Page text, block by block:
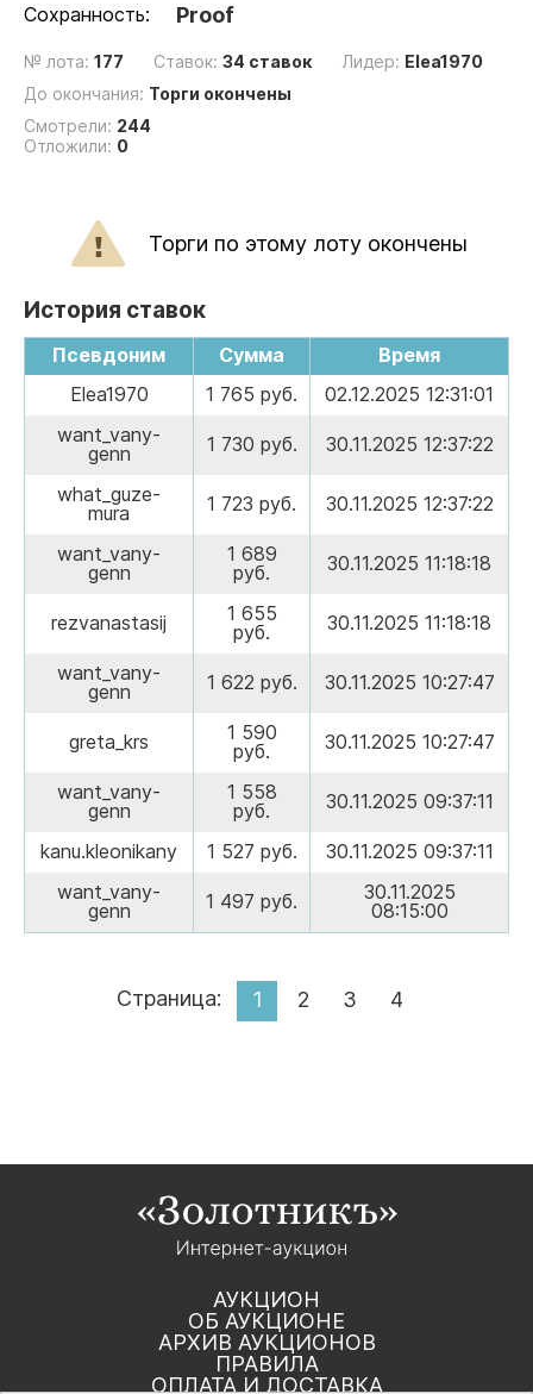
Сохранность: Proof
№ лота: 177 Ставок: 34 ставок Лидер: Elea1970
До окончания: Торги окончены
Смотрели: 244
Отложили: 0
Торги по этому лоту окончены
История ставок
Псевдоним Сумма
Время
Elea1970
1 765 руб.
02.12.2025 12:31:01
want_vany-
genn
1 730 руб. 30.11.2025 12:37:22
what_guze-
mura
1 723 руб. 30.11.2025 12:37:22
want_vany-
genn
1 689
руб.
30.11.2025 11:18:18
rezvanastasij
1 655
руб.
30.11.2025 11:18:18
want_vany-
genn
1 622 руб. 30.11.2025 10:27:47
greta_krs
1 590
руб.
30.11.2025 10:27:47
want_vany-
genn
1 558
руб.
30.11.2025 09:37:11
kanu.kleonikany 1 527 руб.
30.11.2025 09:37:11
want_vany-
genn
1 497 руб.
30.11.2025
08:15:00
Страница: 1 2 3 4
АУКЦИОН
ОБ АУКЦИОНЕ
АРХИВ АУКЦИОНОВ
ПРАВИЛА
ОПЛАТА И ДОСТАВКА